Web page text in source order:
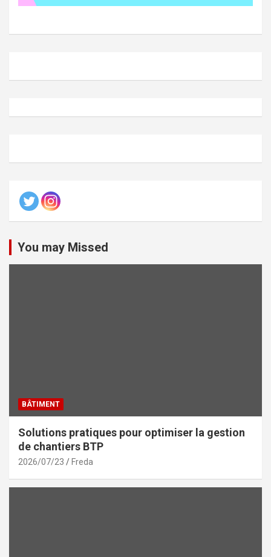
You may Missed
BÂTIMENT
Solutions pratiques pour optimiser la gestion
de chantiers BTP
2026/07/23 Freda